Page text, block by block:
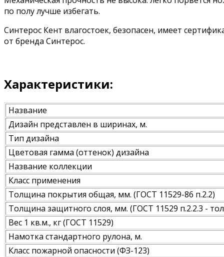
по полу лучше избегать.
Синтерос Кент влагостоек, безопасен, имеет
от бренда Синтерос.
Характеристики:
Название
Дизайн представлен в ширинах, м.
Тип дизайна
Цветовая гамма (оттенок) дизайна
Название коллекции
Класс применения
Толщина покрытия общая, мм. (ГОСТ 11529-86 п.2.2)
Толщина защитного слоя, мм. (ГОСТ 11529 п.2.2.3 -
Вес 1 кв.м., кг (ГОСТ 11529)
Намотка стандартного рулона, м.
Класс пожарной опасности (ФЗ-123)